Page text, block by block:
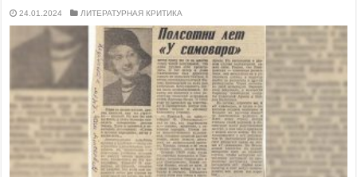
24.01.2024 ЛИТЕРАТУРНАЯ КРИТИКА